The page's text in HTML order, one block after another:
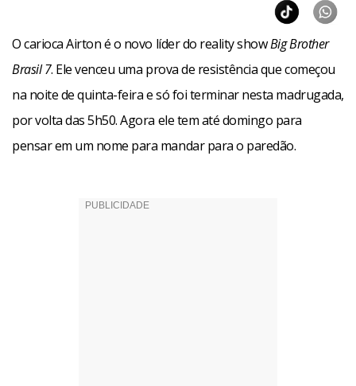
O carioca Airton é o novo líder do reality showBig Brother
Brasil 7. Ele venceu uma prova de resistência que começou
na noite de quinta-feira e só foi terminar nesta madrugada,
por volta das 5h50. Agora ele tem até domingo para
pensar em um nome para mandar para o paredão.